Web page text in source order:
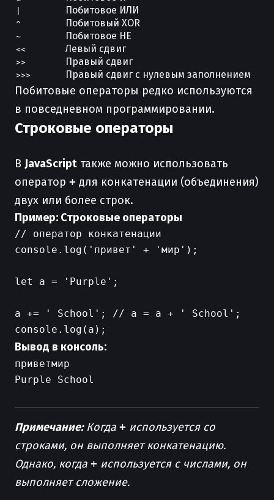
Побитовое ИЛИ
^ Побитовый XOR
~ Побитовое НЕ
<< Левый сдвиг
>> Правый сдвиг
>>> Правый сдвиг с нулевым заполнением
Побитовые операторы редко используются
в повседневном программировании.
Строковые операторы
В JavaScript также можно использовать
оператор + для конкатенации (объединения)
двух или более строк.
Пример: Строковые операторы
// оператор конкатенации
console.log('привет' + 'мир');
let a = 'Purple';
a += ' School'; // a = a + ' School';
Вывод в консоль:
приветмир
Примечание:Когда + используется со
строками, он выполняет конкатенацию.
Однако, когда + используется с числами, он
выполняет сложение.